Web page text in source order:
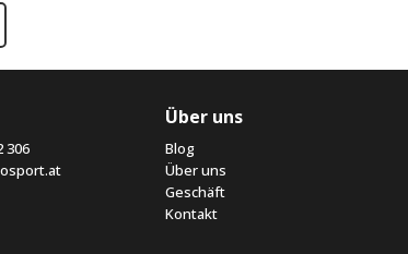
306
Über uns
Blog
Über uns
Geschäft
Kontakt